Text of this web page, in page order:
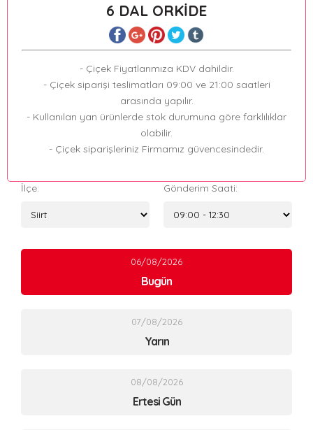
6 DAL ORKİDE
- Çiçek Fiyatlarımıza KDV dahildir.
- Çiçek siparişi teslimatları 09:00 ve 21:00 saatleri
arasında yapılır.
- Kullanılan yan ürünlerde stok durumuna göre farklılıklar
olabilir.
- Çiçek siparişleriniz Firmamız güvencesindedir.
İlçe: Gönderim Saati:
06/08/2026
Bugün
07/08/2026
Yarın
08/08/2026
Ertesi Gün